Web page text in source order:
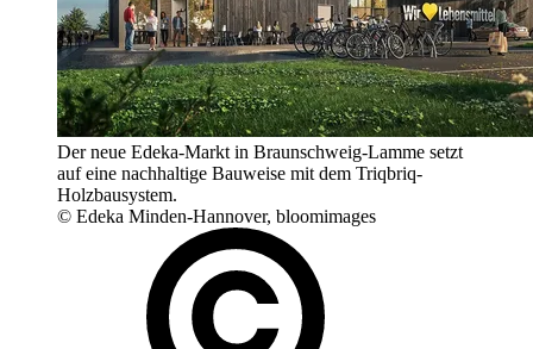
Der neue Edeka-Markt in Braunschweig-Lamme setzt
auf eine nachhaltige Bauweise mit dem Triqbriq-
Holzbausystem.
© Edeka Minden-Hannover, bloomimages